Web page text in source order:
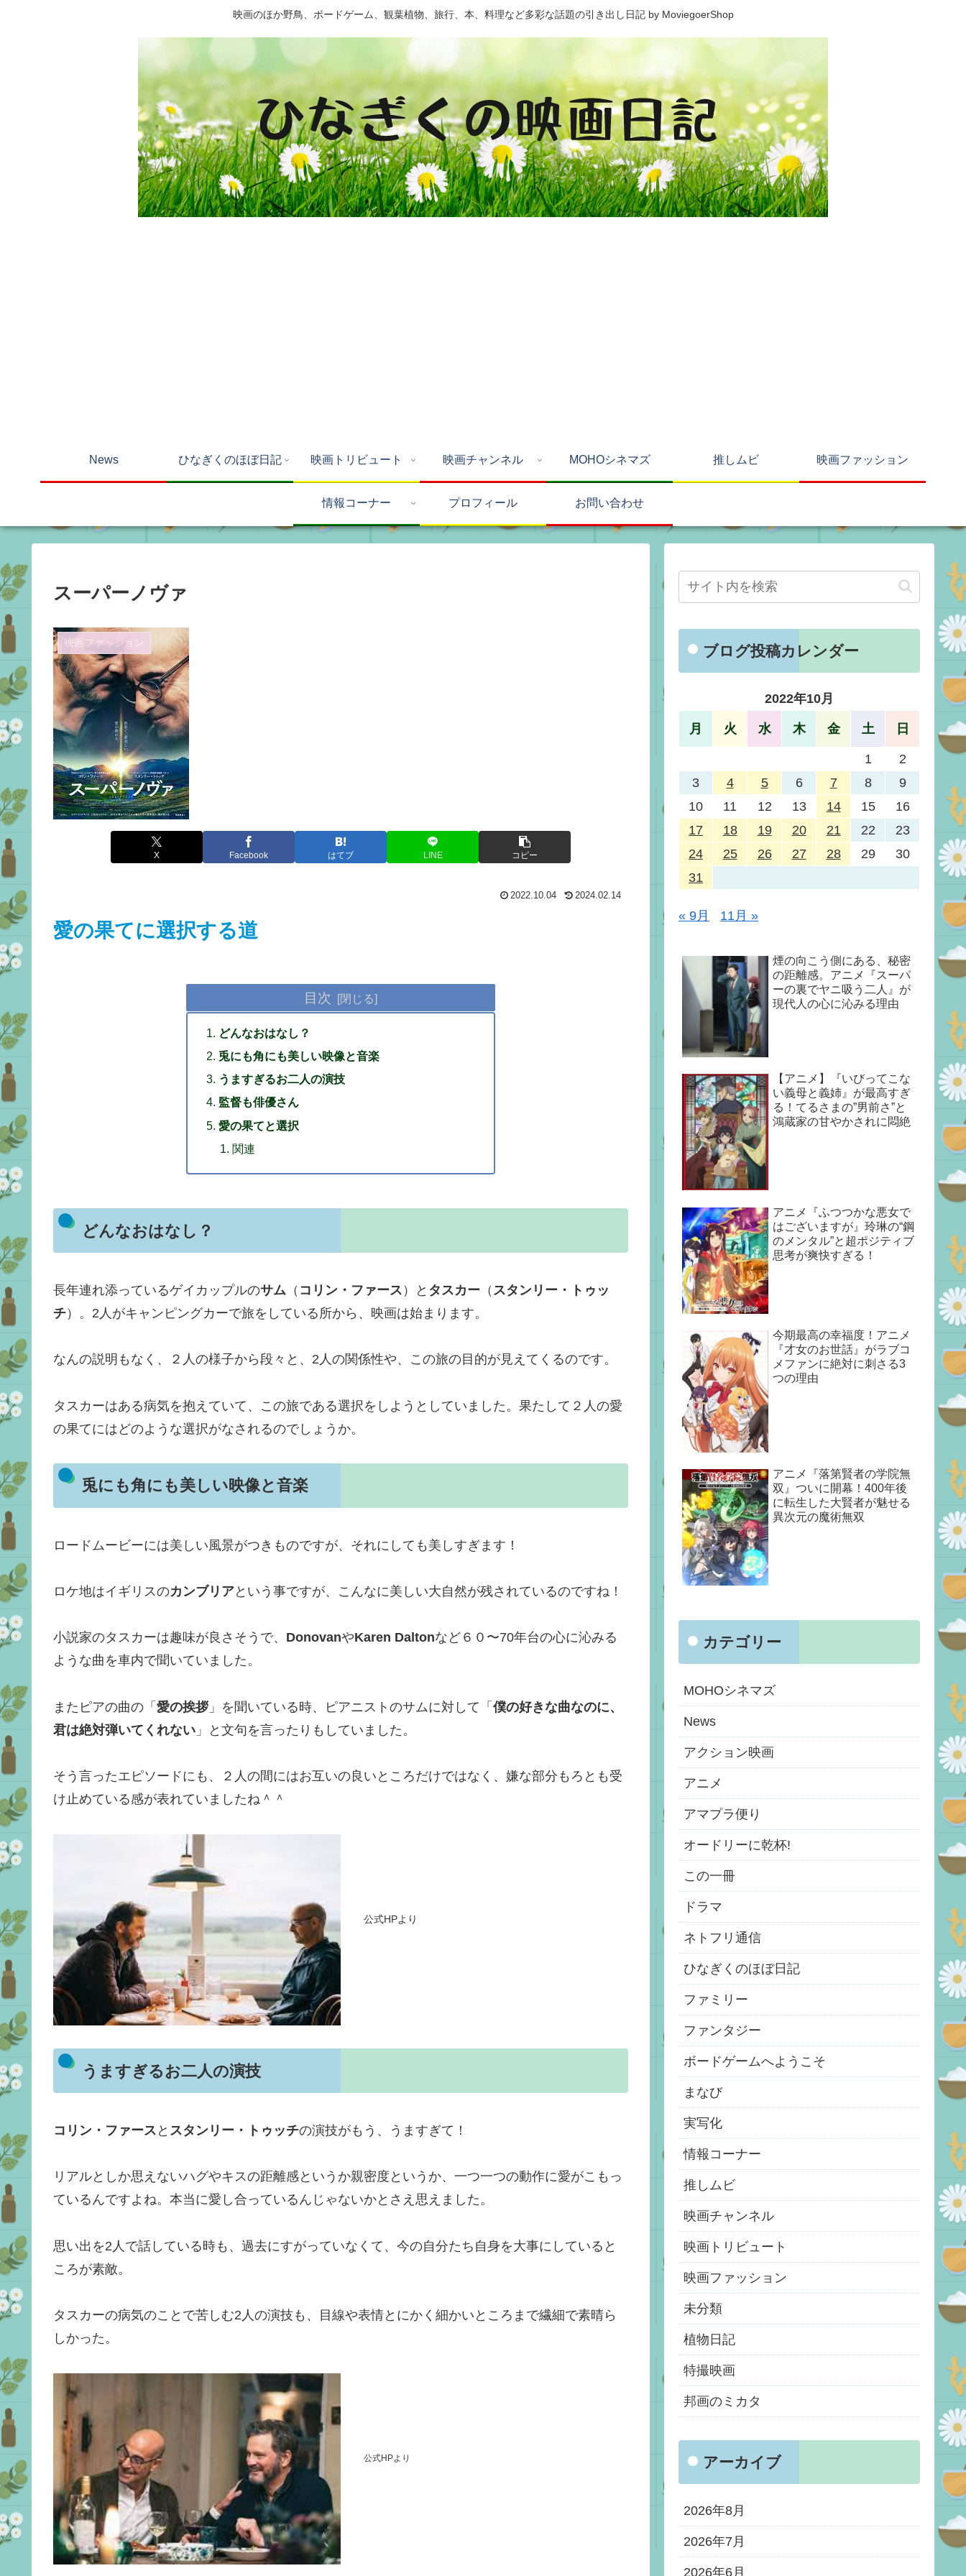
映画のほか野鳥、ボードゲーム、観葉植物、旅行、本、料理など多彩な話題の引き出し日記 by MoviegoerShop
News ひなぎくのほぼ日記 映画トリビュート 映画チャンネル MOHOシネマズ 推しムビ 映画ファッション
情報コーナー プロフィール お問い合わせ
スーパーノヴァ
映画ファッション
X Facebook はてブ LINE コピー
2022.10.04 2024.02.14
愛の果てに選択する道
目次
どんなおはなし？
兎にも角にも美しい映像と音楽
うますぎるお二人の演技
監督も俳優さん
愛の果てと選択
関連
どんなおはなし？
長年連れ添っているゲイカップルのサム （ コリン・ファース ）と タスカー （ スタンリー・トゥッ
チ）。2人がキャンピングカーで旅をしている所から、映画は始まります。
なんの説明もなく、２人の様子から段々と、2人の関係性や、この旅の目的が見えてくるのです。
タスカーはある病気を抱えていて、この旅である選択をしようとしていました。果たして２人の愛
の果てにはどのような選択がなされるのでしょうか。
兎にも角にも美しい映像と音楽
ロードムービーには美しい風景がつきものですが、それにしても美しすぎます！
ロケ地はイギリスのカンブリアという事ですが、こんなに美しい大自然が残されているのですね！
小説家のタスカーは趣味が良さそうで、 DonovanやKaren Daltonなど６０〜70年台の心に沁みる
ような曲を車内で聞いていました。
またピアの曲の「 愛の挨拶」を聞いている時、ピアニストのサムに対して「 僕の好きな曲なのに、
君は絶対弾いてくれない 」と文句を言ったりもしていました。
そう言ったエピソードにも、２人の間にはお互いの良いところだけではなく、嫌な部分もろとも受
け止めている感が表れていましたね＾＾
公式HPより
うますぎるお二人の演技
コリン・ファース と スタンリー・トゥッチの演技がもう、うますぎて！
リアルとしか思えないハグやキスの距離感というか親密度というか、一つ一つの動作に愛がこもっ
ているんですよね。本当に愛し合っているんじゃないかとさえ思えました。
思い出を2人で話している時も、過去にすがっていなくて、今の自分たち自身を大事にしていると
ころが素敵。
タスカーの病気のことで苦しむ2人の演技も、目線や表情とにかく細かいところまで繊細で素晴ら
しかった。
公式HPより
ブログ投稿カレンダー
2022年10月
月 火 水 木 金 土 日
1
2
3
4 5 6 7 8
9
10
11 12 13 14 15
16
17
18 19 20 21 22
23
24
25 26 27 28 29
30
31
« 9月 11月 »
煙の向こう側にある、秘密
の距離感。アニメ『スーパ
ーの裏でヤニ吸う二人』が
現代人の心に沁みる理由
【アニメ】『いびってこな
い義母と義姉』が最高すぎ
る！てるさまの”男前さ”と
鴻蔵家の甘やかされに悶絶
アニメ『ふつつかな悪女で
はございますが』玲琳の“鋼
のメンタル”と超ポジティブ
思考が爽快すぎる！
今期最高の幸福度！アニメ
『才女のお世話』がラブコ
メファンに絶対に刺さる3
つの理由
アニメ『落第賢者の学院無
双』ついに開幕！400年後
に転生した大賢者が魅せる
異次元の魔術無双
カテゴリー
MOHOシネマズ
News
アクション映画
アニメ
アマプラ便り
オードリーに乾杯!
この一冊
ドラマ
ネトフリ通信
ひなぎくのほぼ日記
ファミリー
ファンタジー
ボードゲームへようこそ
まなび
実写化
情報コーナー
推しムビ
映画チャンネル
映画トリビュート
映画ファッション
未分類
植物日記
特撮映画
邦画のミカタ
アーカイブ
2026年8月
2026年7月
2026年6月